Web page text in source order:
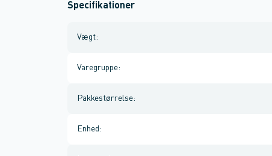
Specifikationer
Vægt:
Varegruppe:
Pakkestørrelse:
Enhed :